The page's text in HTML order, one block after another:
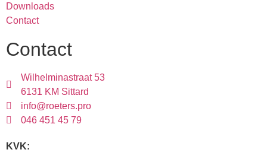
Downloads
Contact
Contact
Wilhelminastraat 53
6131 KM Sittard
info@roeters.pro
046 451 45 79
KVK: